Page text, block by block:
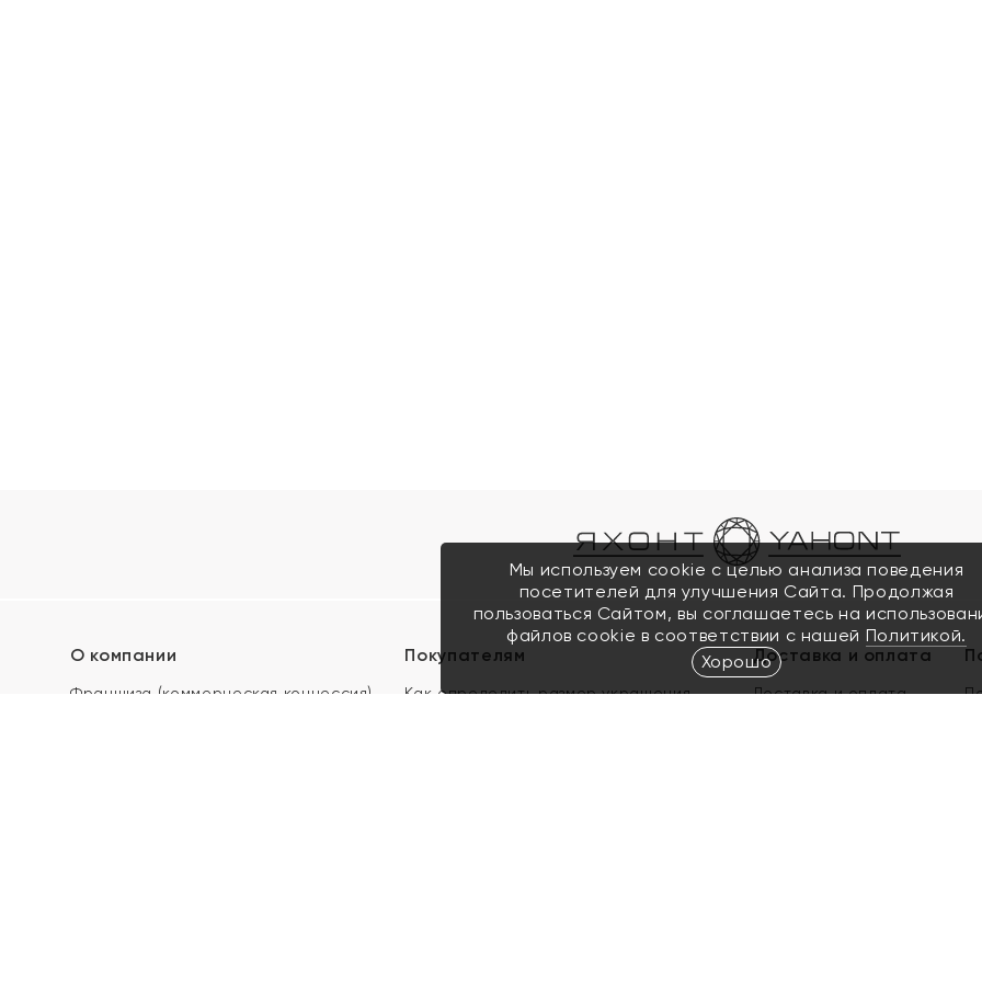
О компании
Франшиза (коммерческая концессия)
Покупателям
Как определить размер украшения
Доставка и оплата
Доставка и оплата
Мы используем cookie с целью анализа поведения
посетителей для улучшения Сайта. Продолжая
пользоваться Сайтом, вы соглашаетесь на
файлов cookie в соответствии с нашей Политикой.
Хорошо